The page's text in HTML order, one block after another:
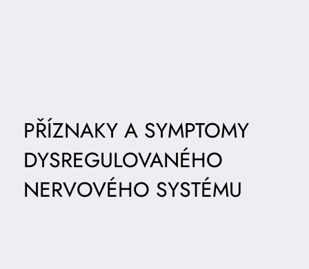
PŘÍZNAKY A SYMPTOMY
DYSREGULOVANÉHO
NERVOVÉHO SYSTÉMU